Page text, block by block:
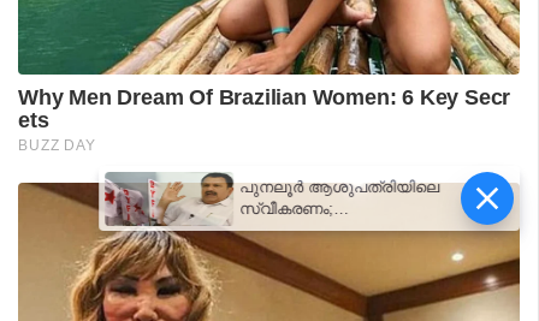
പുനലൂർ ആശുപത്രിയിലെ
സ്വീകരണം;
രോഗികൾക്കുണ്ടായ
ബുദ്ധിമുട്ടിൽ
ആരോഗ്യമന്ത്രിയുടെ
നിലപാട് തേടി
ഡിവൈഎഫ്‌ഐ